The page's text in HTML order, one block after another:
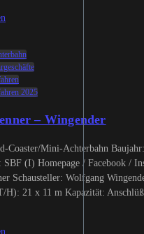
2025
– Wingender
Coaster/Mini-Achterbahn
SBF (I) Homepage / Facebook /
Schausteller: Wolfgang
H): 21 x 11 m Kapazität: